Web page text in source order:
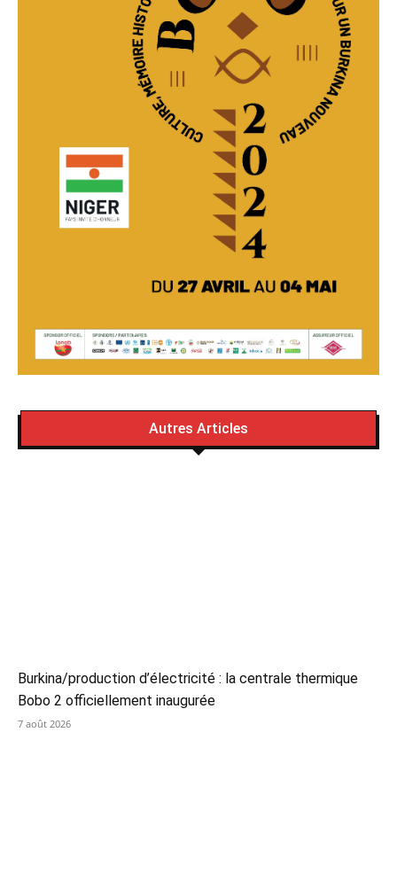
Autres Articles
Burkina/production d’électricité : la centrale thermique
Bobo 2 officiellement inaugurée
7 août 2026